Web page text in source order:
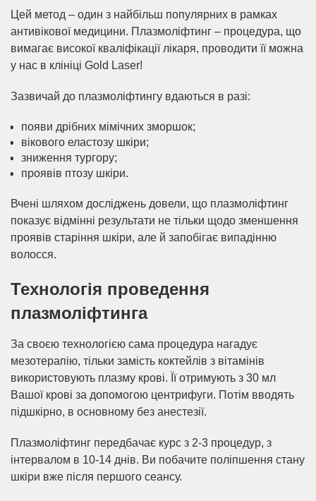
Цей метод – один з найбільш популярних в рамках
антивікової медицини. Плазмоліфтинг – процедура, що
вимагає високої кваліфікації лікаря, проводити її можна
у нас в клініці Gold Laser!
Зазвичай до плазмоліфтингу вдаються в разі:
появи дрібних мімічних зморшок;
вікового еластозу шкіри;
зниження тургору;
проявів птозу шкіри.
Вчені шляхом досліджень довели, що плазмоліфтинг
показує відмінні результати не тільки щодо зменшення
проявів старіння шкіри, але й запобігає випадінню
волосся.
Технологія проведення
плазмоліфтинга
За своєю технологією сама процедура нагадує
мезотерапію, тільки замість коктейлів з вітамінів
використовують плазму крові. Її отримують з 30 мл
Вашої крові за допомогою центрифуги. Потім вводять
підшкірно, в основному без анестезії.
Плазмоліфтинг передбачає курс з 2-3 процедур, з
інтервалом в 10-14 днів. Ви побачите поліпшення стану
шкіри вже після першого сеансу.